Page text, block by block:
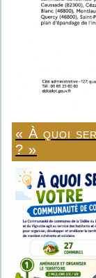
« À quoi
? »